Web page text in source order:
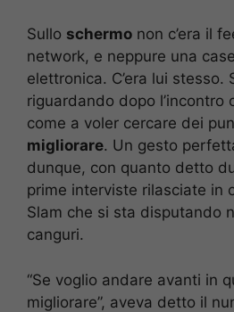
Sullo schermo non c’era il
network, e neppure una
elettronica. C’era lui stesso.
riguardando dopo l’incontro
come a voler cercare dei
migliorare. Un gesto
dunque, con quanto detto
prime interviste rilasciate in
Slam che si sta disputando
canguri.
“Se voglio andare avanti in
migliorare”, aveva detto il